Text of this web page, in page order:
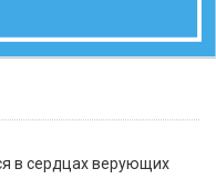
в сердцах верующих